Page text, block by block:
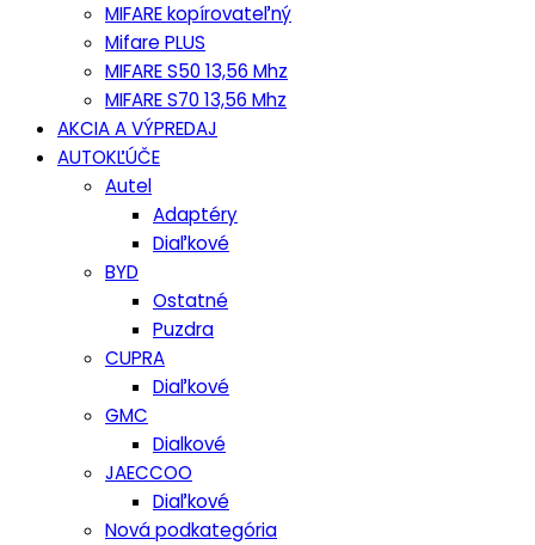
MIFARE kopírovateľný
Mifare PLUS
MIFARE S50 13,56 Mhz
MIFARE S70 13,56 Mhz
AKCIA A VÝPREDAJ
AUTOKĽÚČE
Autel
Adaptéry
Diaľkové
BYD
Ostatné
Puzdra
CUPRA
Diaľkové
GMC
Dialkové
JAECCOO
Diaľkové
Nová podkategória